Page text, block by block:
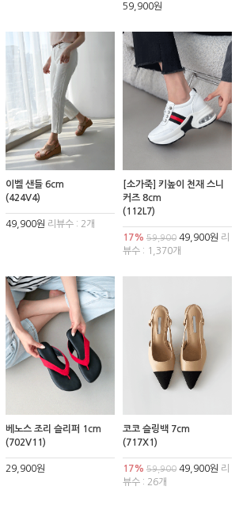
59,900원
이벨 샌들 6cm
(424V4)
49,900원 리뷰수 : 2개
[소가죽] 키높이 천재 스니
커즈 8cm
(112L7)
17% 59,90049,900원 리
뷰수 : 1,370개
베노스 조리 슬리퍼 1cm
(702V11)
29,900원
코코 슬링백 7cm
(717X1)
17% 59,90049,900원 리
뷰수 : 26개